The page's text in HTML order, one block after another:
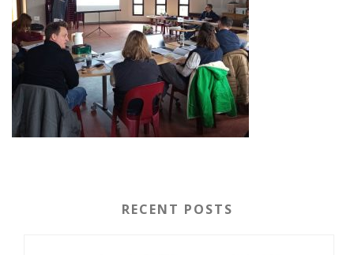
RECENT POSTS